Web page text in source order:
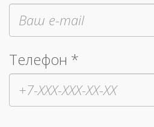
Телефон *